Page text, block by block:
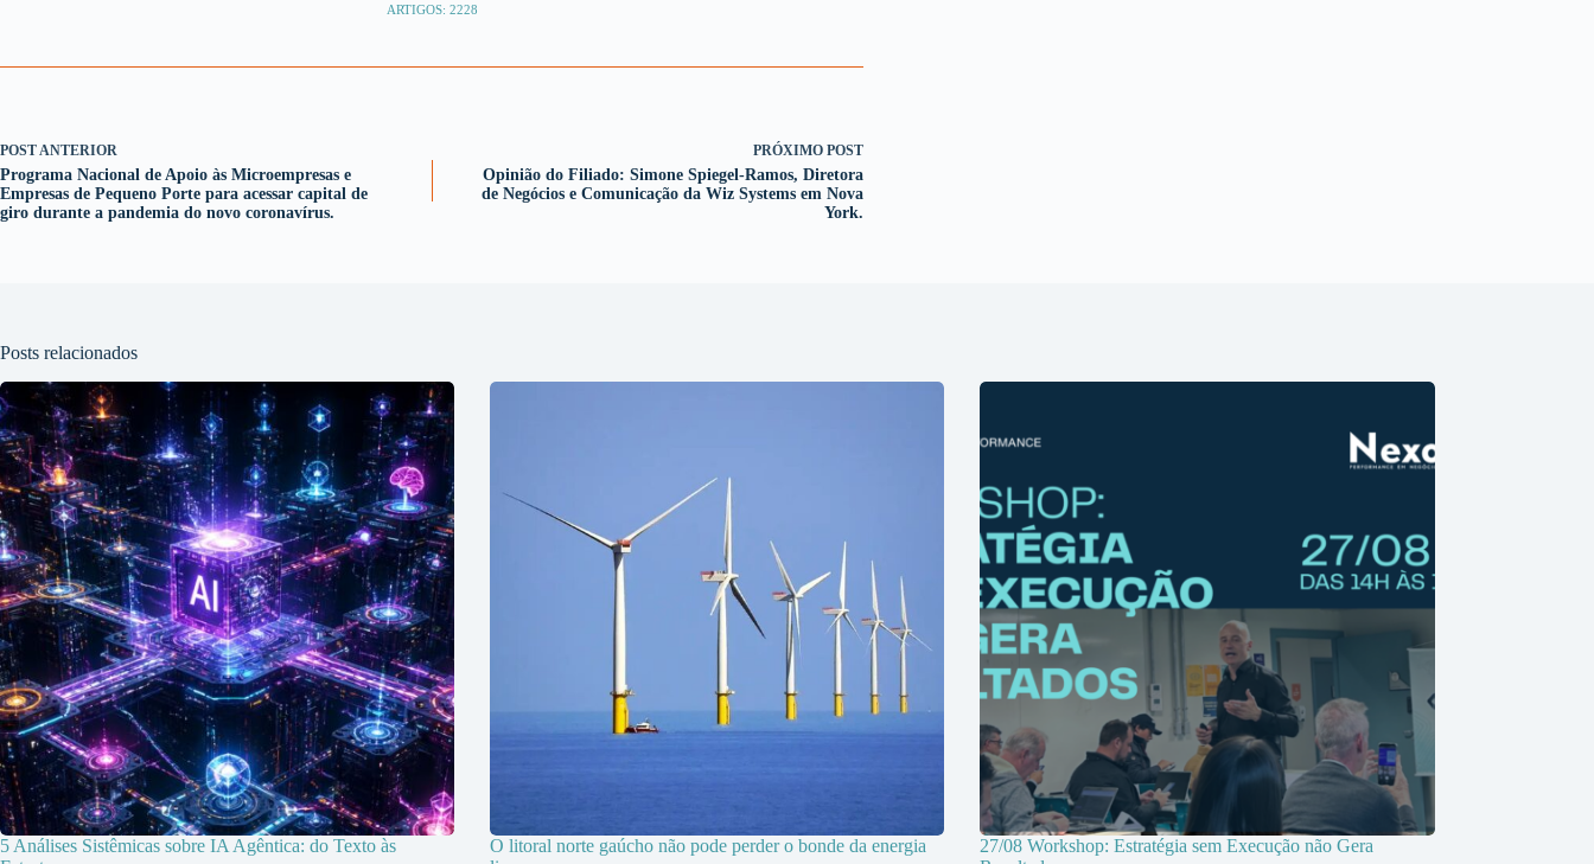
ARTIGOS: 2228
POST ANTERIOR
Programa Nacional de Apoio às Microempresas e
Empresas de Pequeno Porte para acessar capital de
giro durante a pandemia do novo coronavírus.
PRÓXIMO POST
Opinião do Filiado: Simone Spiegel-Ramos, Diretora
de Negócios e Comunicação da Wiz Systems em Nova
York.
Posts relacionados
5 Análises Sistêmicas sobre IA Agêntica: do Texto às
O litoral norte gaúcho não pode perder o bonde da energia
27/08 Workshop: Estratégia sem Execução não Gera